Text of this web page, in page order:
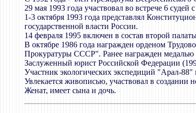
29 мая 1993 года участвовал во встрече 6
1-3 октября 1993 года представлял
государственной власти России.
14 февраля 1995 включен в состав второй
В октябре 1986 года награжден орденом
Прокуратуры СССР". Ранее награжден медалью
Заслуженный юрист Российской Федерации
Участник экологических экспедиций "Арал-
Увлекается живописью, участвовал в создании
Женат, имеет сына и дочь.